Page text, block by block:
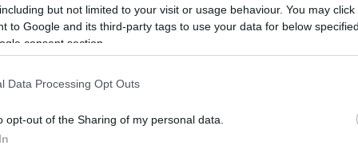
but not limited to your visit or usage behaviour. You may
to Google and its third-party tags to use your data for below
consent section.
Data Processing Opt Outs
opt-out of the Sharing of my personal data.
érdemes nagyobb tudatosságot helyezni a
a negatív automatikus gondolatok és a
lehet. Például, azt a hiedelmet, hogy
mantrává alakíthatod, hogy „
esszenciális része a hatékonyságnak, a